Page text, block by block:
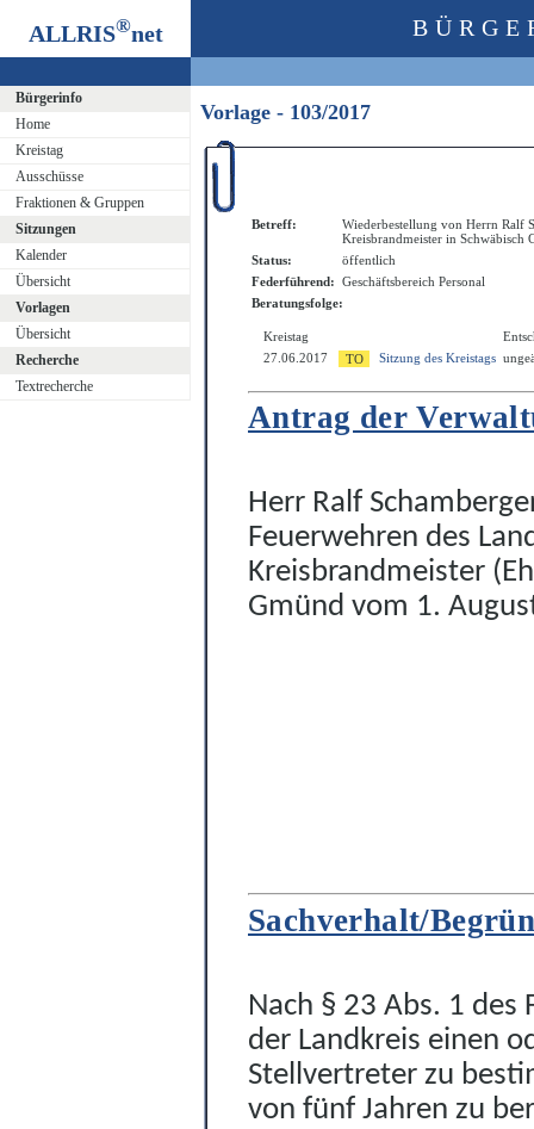
ALLRIS®net
Bürgerinfo
Home
Kreistag
Ausschüsse
Fraktionen & Gruppen
Sitzungen
Kalender
Übersicht
Vorlagen
Übersicht
Recherche
Textrecherche
Vorlage - 103/2017
Betreff:
Wiederbestellung von Herrn Ralf
Kreisbrandmeister in Schwäbisch
Status:
öffentlich
Federführend: Geschäftsbereich Personal
Beratungsfolge:
Kreistag
27.06.2017
Sitzung des Kreistags
Antrag der
Herr Ralf
Feuerwehren des
Kreisbrandmeister
Gmünd vom 1.
Sachverhalt/
Nach § 23 Abs. 1
der Landkreis einen
Stellvertreter zu
von fünf Jahren zu